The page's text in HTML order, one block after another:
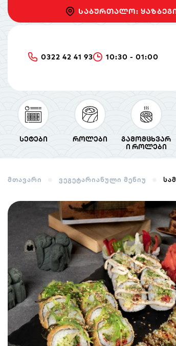
საბურთალო:
0322 42 41 93 10:30 - 01:00
სეტები როლები
გამომცხვარ
ი როლები
მთავარი ვეგეტარიანული მენიუ